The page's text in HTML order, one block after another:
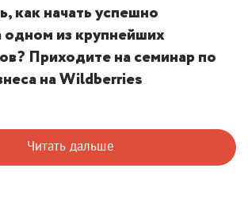
как начать успешно
одном из крупнейших
Приходите на семинар по
на Wildberries
Читать дальше